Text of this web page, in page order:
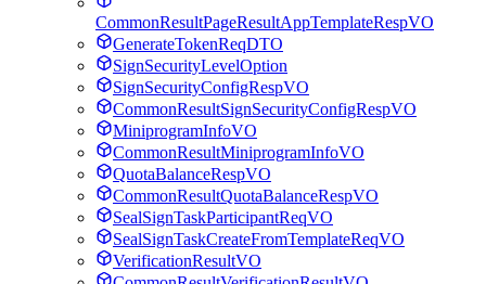
CommonResultPageResultAppTemplateRespVO
GenerateTokenReqDTO
SignSecurityLevelOption
SignSecurityConfigRespVO
CommonResultSignSecurityConfigRespVO
MiniprogramInfoVO
CommonResultMiniprogramInfoVO
QuotaBalanceRespVO
CommonResultQuotaBalanceRespVO
SealSignTaskParticipantReqVO
SealSignTaskCreateFromTemplateReqVO
VerificationResultVO